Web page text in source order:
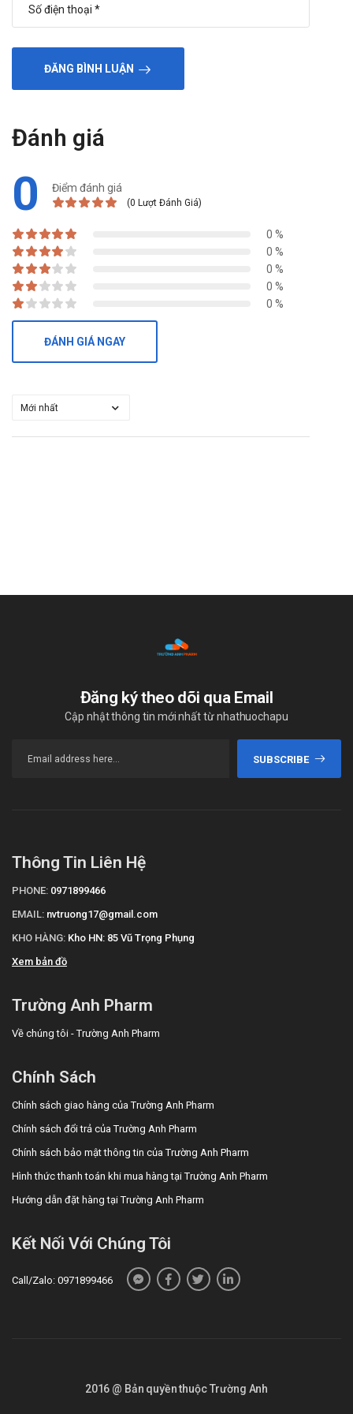
gửi lời cảm ơn chân thành và sâu sắc nhất tới Quý khách hàng đã
bên càng lúc càng bền chặt. Chúng tôi sẽ không ngừng phát triển,
ĐĂNG BÌNH LUẬN
Đánh giá
0 Điểm đánh giá
(0 Lượt Đánh Giá)
0 %
0 %
0 %
0 %
0 %
ĐÁNH GIÁ NGAY
Đăng ký theo dõi qua Email
Cập nhật thông tin mới nhất từ nhathuochapu
SUBSCRIBE
Thông Tin Liên Hệ
PHONE: 0971899466
EMAIL: nvtruong17@gmail.com
KHO HÀNG: Kho HN: 85 Vũ Trọng Phụng
Xem bản đồ
Trường Anh Pharm
Về chúng tôi - Trường Anh Pharm
Chính Sách
Chính sách giao hàng của Trường Anh Pharm
Chính sách đổi trả của Trường Anh Pharm
Chính sách bảo mật thông tin của Trường Anh Pharm
Hình thức thanh toán khi mua hàng tại Trường Anh Pharm
Hướng dẫn đặt hàng tại Trường Anh Pharm
Kết Nối Với Chúng Tôi
Call/Zalo: 0971899466
2016 @ Bản quyền thuộc Trường Anh